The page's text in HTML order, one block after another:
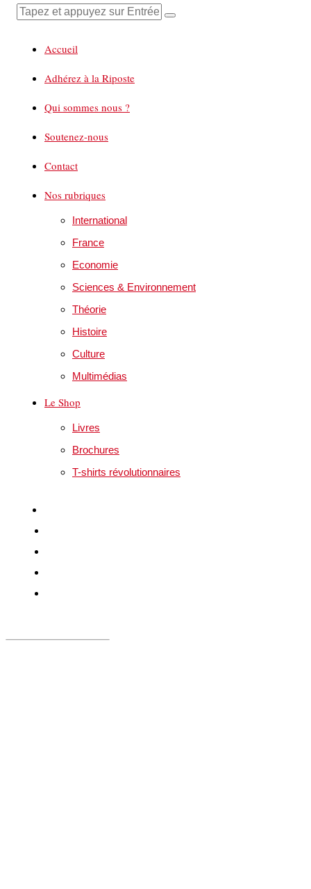
Accueil
Adhérez à la Riposte
Qui sommes nous ?
Soutenez-nous
Contact
Nos rubriques
International
France
Economie
Sciences & Environnement
Théorie
Histoire
Culture
Multimédias
Le Shop
Livres
Brochures
T-shirts révolutionnaires